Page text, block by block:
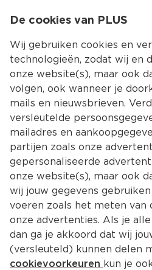
Terug
De cookies van PLUS
Wij gebruiken cookies en
technologieën, zodat wij en
onze website(s), maar ook
volgen, ook wanneer je
mails en nieuwsbrieven.
versleutelde
mailadres en
partijen zoals onze
gepersonaliseerde
onze website(s), maar ook
wij jouw gegevens
voeren zoals het meten
onze advertenties. Als je
dan ga je akkoord dat wij
(versleuteld) kunnen delen
cookievoorkeuren kun je